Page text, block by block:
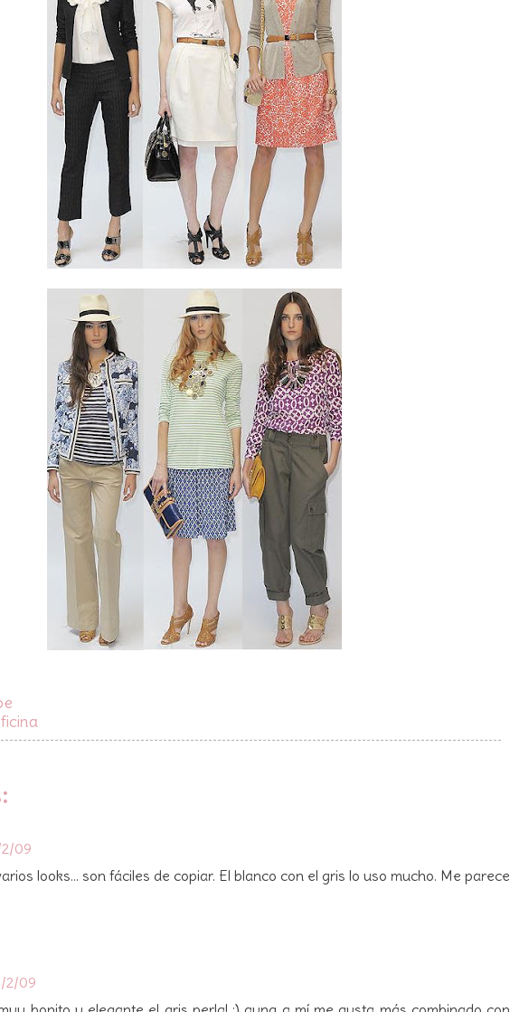
09
looks... son fáciles de copiar. El blanco con el gris lo uso mucho. Me parece
2/09